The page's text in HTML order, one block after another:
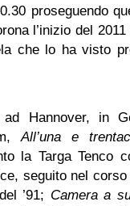
proseguendo
l’inizio del
che lo ha visto
Hannover, in
All’una e
la Targa Tenco
seguito nel
’91; Camera a